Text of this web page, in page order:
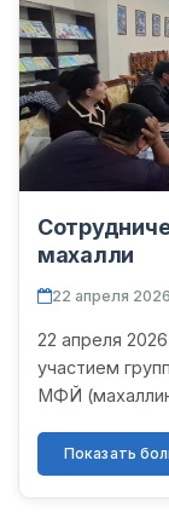
махалли
22 апреля 2026
22 апреля
участием
МФЙ
хокимияте
Показать